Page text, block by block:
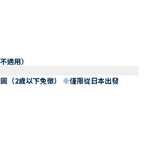
適用）
（2歲以下免徵） ※僅限從日本出發